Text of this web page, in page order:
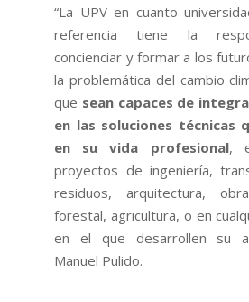
“La UPV en cuanto
referencia tiene la
concienciar y formar a los
la problemática del cambio
que sean capaces de
en las soluciones técnicas
en su vida profesional,
proyectos de ingeniería,
residuos, arquitectura,
forestal, agricultura, o en
en el que desarrollen su
Manuel Pulido.